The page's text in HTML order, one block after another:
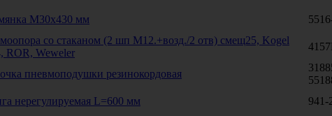
М30х430 мм
со стаканом (2 шп М12.+возд./2 отв) смещ25, Kogel
ROR, Weweler
пневмоподушки резинокордовая
нерегулируемая L=600 мм 941-